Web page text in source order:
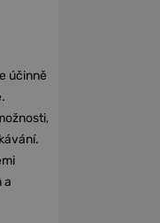
účinně
a